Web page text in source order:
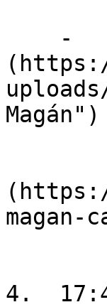
Magán")
magan-
4.